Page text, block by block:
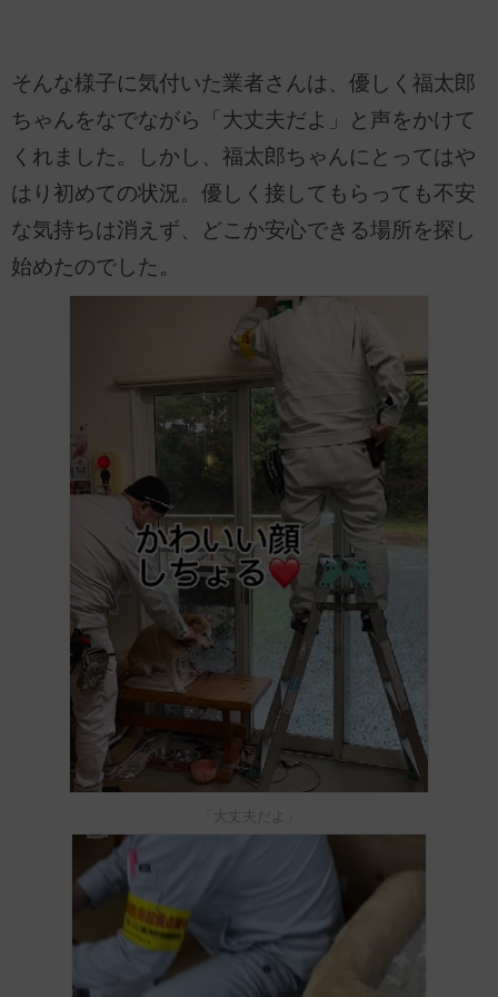
そんな様子に気付いた業者さんは、優しく福太郎
ちゃんをなでながら「大丈夫だよ」と声をかけて
くれました。しかし、福太郎ちゃんにとってはや
はり初めての状況。優しく接してもらっても不安
な気持ちは消えず、どこか安心できる場所を探し
始めたのでした。
「大丈夫だよ」